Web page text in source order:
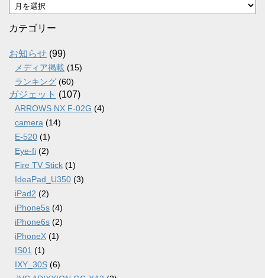
ー
カ
ブ
カテゴリー
お知らせ (99)
メディア掲載 (15)
ランキング (60)
ガジェット (107)
ARROWS NX F-02G (4)
camera (14)
E-520 (1)
Eye-fi (2)
Fire TV Stick (1)
IdeaPad_U350 (3)
iPad2 (2)
iPhone5s (4)
iPhone6s (2)
iPhoneX (1)
IS01 (1)
IXY_30S (6)